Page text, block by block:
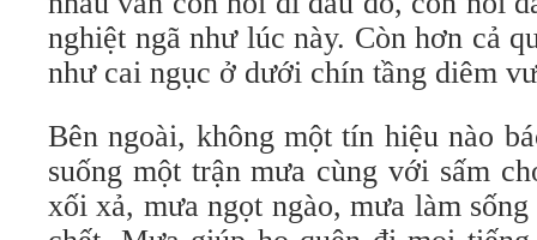
nghiệt ngã như lúc này. Còn hơn cả
như cai ngục ở dưới chín tầng diêm
Bên ngoài, không một tín hiệu nào
suống một trận mưa cùng với sấm
xối xả, mưa ngọt ngào, mưa làm